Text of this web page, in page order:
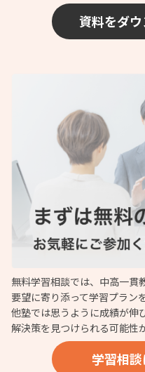
資料をダ
無料学習相談では、中高一貫
要望に寄り添って学習プラン
他塾では思うように成績が伸
解決策を見つけられる可能性
学習相